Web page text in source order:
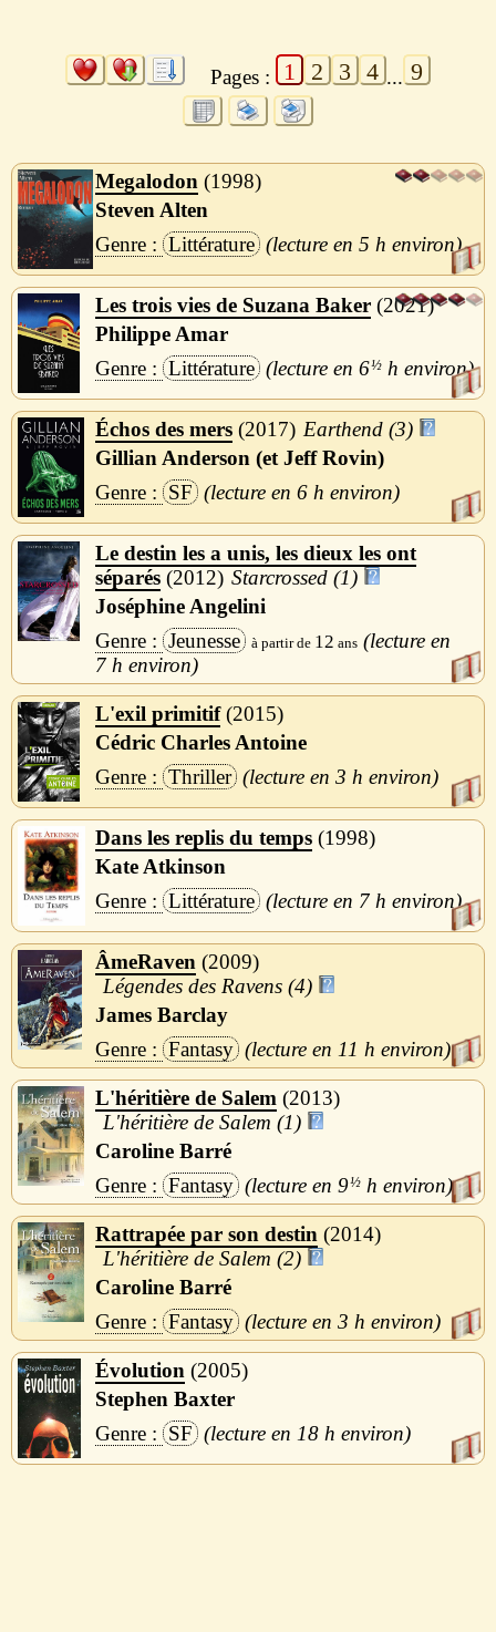
Pages : 1 2 3 4 ... 9
Megalodon
1998
Steven Alten
Littérature
5 h
Les trois vies de Suzana Baker 2021
Philippe Amar
Littérature
6½ h
Échos des mers 2017
Earthend (3)
Gillian Anderson (et Jeff Rovin)
SF
6 h
Le destin les a unis, les dieux les ont
séparés 2012
Starcrossed (1)
Joséphine Angelini
Jeunesse
12
7 h
L'exil primitif 2015
Cédric Charles Antoine
Thriller
3 h
Dans les replis du temps 1998
Kate Atkinson
Littérature
7 h
ÂmeRaven
2009
Légendes des Ravens (4)
James Barclay
Fantasy
11 h
L'héritière de Salem
2013
L'héritière de Salem (1)
Caroline Barré
Fantasy
9½ h
Rattrapée par son destin
2014
L'héritière de Salem (2)
Caroline Barré
Fantasy
3 h
Évolution
2005
Stephen Baxter
SF
18 h